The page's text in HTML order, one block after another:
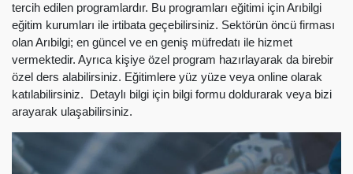
tercih edilen programlardır. Bu programları eğitimi için Arıbilgi
eğitim kurumları ile irtibata geçebilirsiniz. Sektörün öncü firması
olan Arıbilgi; en güncel ve en geniş müfredatı ile hizmet
vermektedir. Ayrıca kişiye özel program hazırlayarak da birebir
özel ders alabilirsiniz. Eğitimlere yüz yüze veya online olarak
katılabilirsiniz. Detaylı bilgi için bilgi formu doldurarak veya bizi
arayarak ulaşabilirsiniz.